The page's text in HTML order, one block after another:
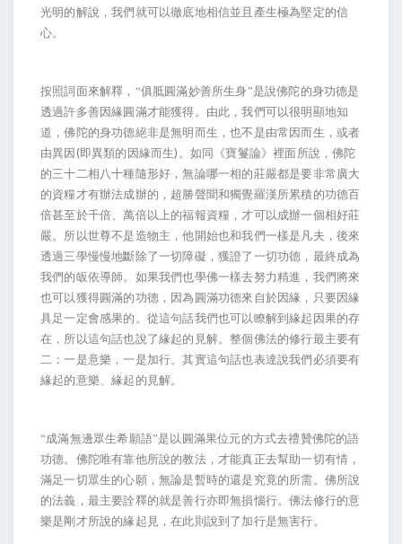
光明的解說，我們就可以徹底地相信並且產生極為堅定的信
心。
按照詞面來解釋，“俱胝圓滿妙善所生身”是說佛陀的身功德是
透過許多善因緣圓滿才能獲得。由此，我們可以很明顯地知
道，佛陀的身功德絕非是無明而生，也不是由常因而生，或者
由異因 (即異類的因緣而生) 。如同《寶鬘論》裡面所說，佛陀
的三十二相八十種隨形好，無論哪一相的莊嚴都是要非常廣大
的資糧才有辦法成辦的，超勝聲聞和獨覺羅漢所累積的功德百
倍甚至於千倍、萬倍以上的福報資糧，才可以成辦一個相好莊
嚴。所以世尊不是造物主，他開始也和我們一樣是凡夫，後來
透過三學慢慢地斷除了一切障礙，獲證了一切功德，最終成為
我們的皈依導師。如果我們也學佛一樣去努力精進，我們將來
也可以獲得圓滿的功德，因為圓滿功德來自於因緣，只要因緣
具足一定會感果的。從這句話我們也可以瞭解到緣起因果的存
在，所以這句話也說了緣起的見解。整個佛法的修行最主要有
二：一是意樂，一是加行。其實這句話也表達說我們必須要有
緣起的意樂、緣起的見解。
“成滿無邊眾生希願語”是以圓滿果位元的方式去禮贊佛陀的語
功德。佛陀唯有靠他所說的教法，才能真正去幫助一切有情，
滿足一切眾生的心願，無論是暫時的還是究竟的所需。佛所說
的法義，最主要詮釋的就是善行亦即無損惱行。佛法修行的意
樂是剛才所說的緣起見，在此則說到了加行是無害行。